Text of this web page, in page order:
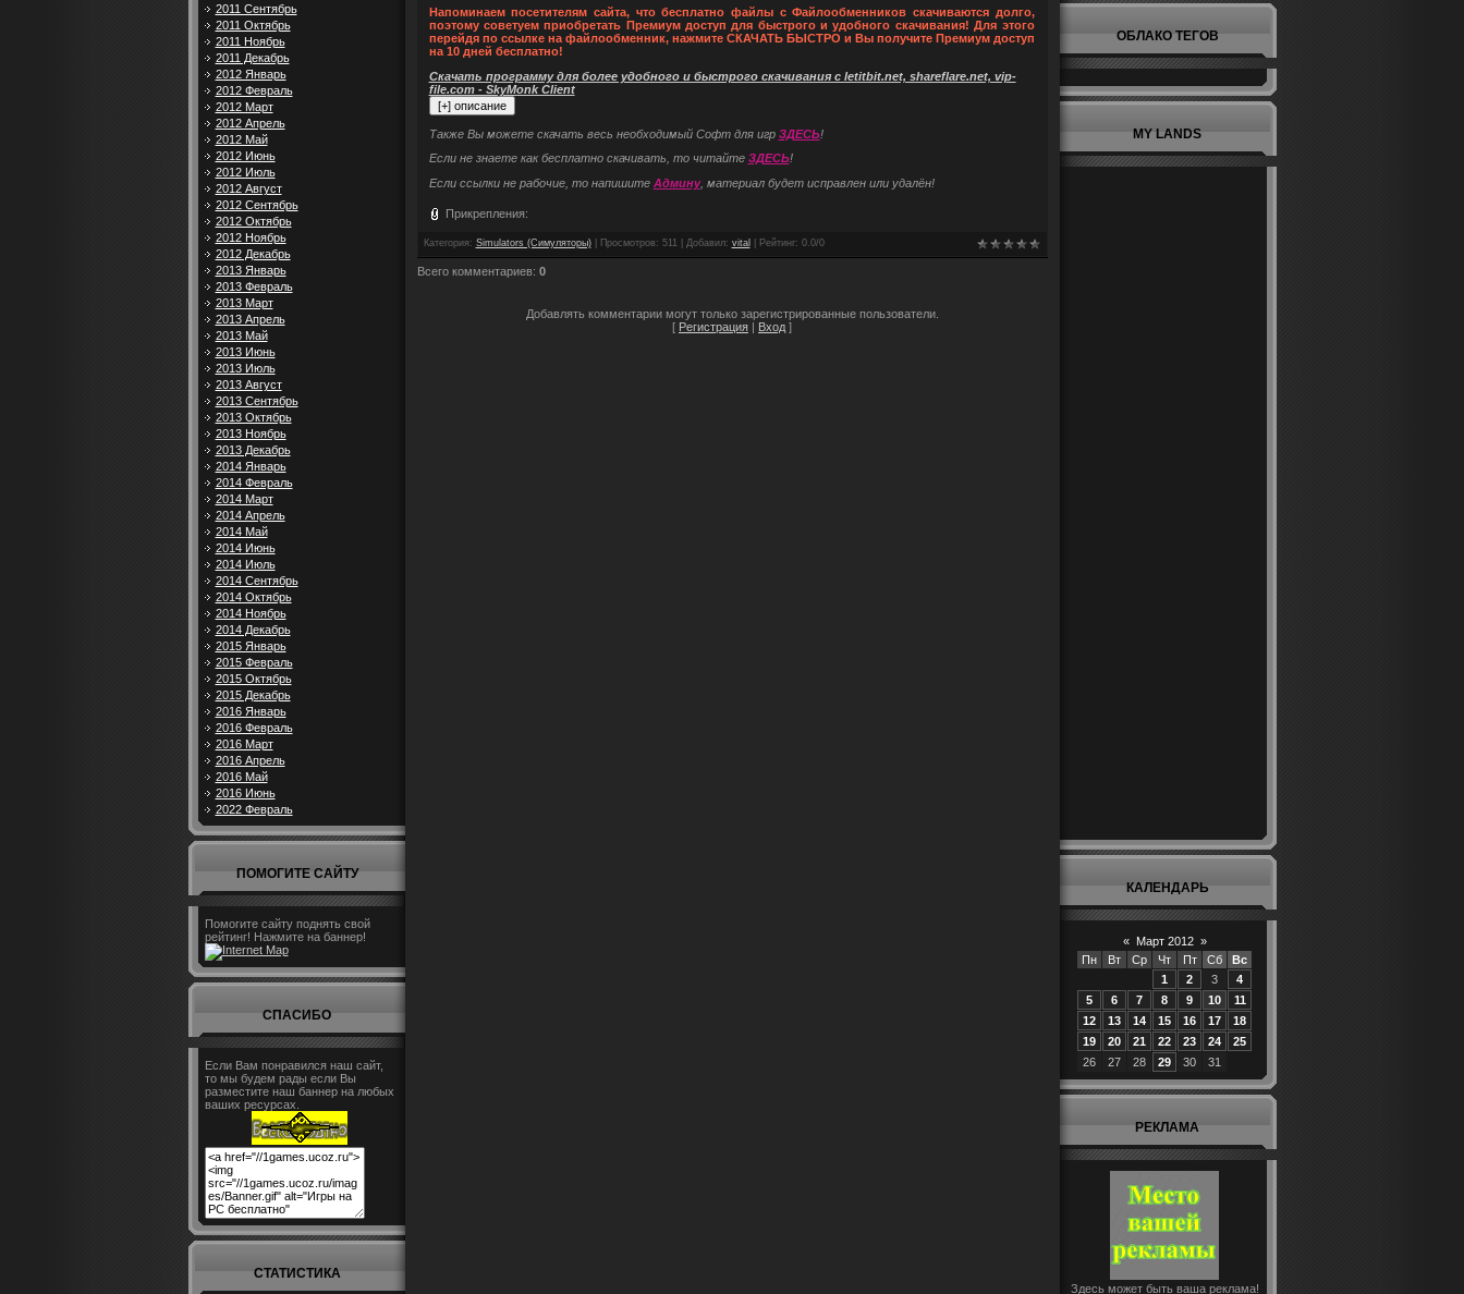
2011 Сентябрь
2011 Октябрь
2011 Ноябрь
2011 Декабрь
2012 Январь
2012 Февраль
2012 Март
2012 Апрель
2012 Май
2012 Июнь
2012 Июль
2012 Август
2012 Сентябрь
2012 Октябрь
2012 Ноябрь
2012 Декабрь
2013 Январь
2013 Февраль
2013 Март
2013 Апрель
2013 Май
2013 Июнь
2013 Июль
2013 Август
2013 Сентябрь
2013 Октябрь
2013 Ноябрь
2013 Декабрь
2014 Январь
2014 Февраль
2014 Март
2014 Апрель
2014 Май
2014 Июнь
2014 Июль
2014 Сентябрь
2014 Октябрь
2014 Ноябрь
2014 Декабрь
2015 Январь
2015 Февраль
2015 Октябрь
2015 Декабрь
2016 Январь
2016 Февраль
2016 Март
2016 Апрель
2016 Май
2016 Июнь
2022 Февраль
ПОМОГИТЕ САЙТУ
Помогите сайту поднять свой
рейтинг! Нажмите на баннер!
СПАСИБО
Если Вам понравился наш сайт,
то мы будем рады если Вы
разместите наш баннер на любых
ваших ресурсах.
СТАТИСТИКА
Напоминаем посетителям сайта, что бесплатно файлы с Файлообменников скачиваются долго,
поэтому советуем приобретать Премиум доступ для быстрого и удобного скачивания! Для этого
перейдя по ссылке на файлообменник, нажмите СКАЧАТЬ БЫСТРО и Вы получите Премиум доступ
на 10 дней бесплатно!
Скачать программу для более удобного и быстрого скачивания с letitbit.net, shareflare.net, vip-
file.com - SkyMonk Client
Также Вы можете скачать весь необходимый Софт для игр ЗДЕСЬ!
Если не знаете как бесплатно скачивать, то читайте ЗДЕСЬ!
Если ссылки не рабочие, то напишите Админу, материал будет исправлен или удалён!
Прикрепления:
Категория : Simulators (Симуляторы)| Просмотров: 511 | Добавил: vital Рейтинг: 0.0/0
Всего комментариев: 0
Добавлять комментарии могут только зарегистрированные пользователи.
[ Регистрация | Вход ]
ОБЛАКО ТЕГОВ
MY LANDS
КАЛЕНДАРЬ
« Март 2012 »
Пн
Вт Ср Чт Пт Сб
Вс
1
2 3
4
5
6 7 8 9 10
11
12
13 14 15 16 17
18
19
20 21 22 23 24
25
26
27 28 29 30 31
РЕКЛАМА
Здесь может быть ваша реклама!